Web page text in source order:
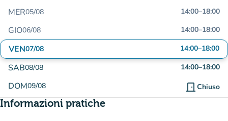
MER05/08 14:00–18:00
GIO06/08 14:00–18:00
VEN07/08 14:00–18:00
SAB08/08 14:00–18:00
DOM09/08 door_front Chiuso
Informazioni pratiche